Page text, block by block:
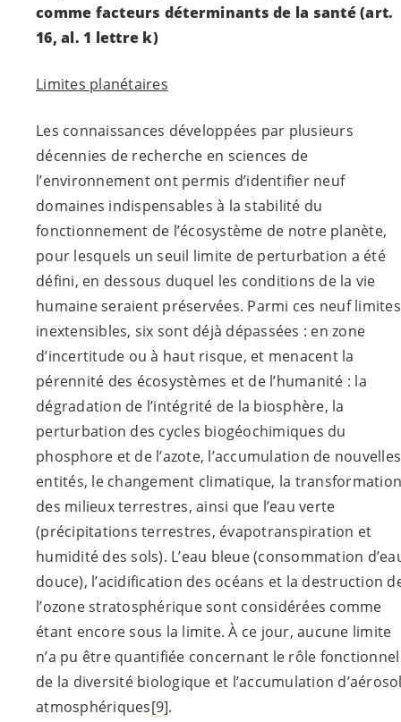
comme facteurs déterminants de la santé(art.
16, al. 1 lettre k)
Limites planétaires
Les connaissances développées par plusieurs
décennies de recherche en sciences de
l’environnement ont permis d’identifier neuf
domaines indispensables à la stabilité du
fonctionnement de l’écosystème de notre planète,
pour lesquels un seuil limite de perturbation a été
défini, en dessous duquel les conditions de la vie
humaine seraient préservées. Parmi ces neuf limites
inextensibles, six sont déjà dépassées : en zone
d’incertitude ou à haut risque, et menacent la
pérennité des écosystèmes et de l’humanité : la
dégradation de l’intégrité de la biosphère, la
perturbation des cycles biogéochimiques du
phosphore et de l’azote, l’accumulation de nouvelles
entités, le changement climatique, la transformation
des milieux terrestres, ainsi que l’eau verte
(précipitations terrestres, évapotranspiration et
humidité des sols). L’eau bleue (consommation
douce), l’acidification des océans et la destruction
l’ozone stratosphérique sont considérées comme
étant encore sous la limite. À ce jour, aucune limite
n’a pu être quantifiée concernant le rôle fonctionnel
de la diversité biologique et l’accumulation
atmosphériques[9].